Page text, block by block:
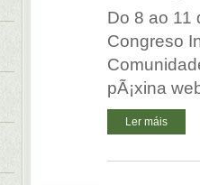
Do 8 ao 11
Congreso
pÃ¡xina
Ler máis